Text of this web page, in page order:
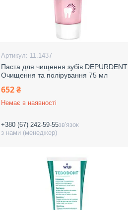
11.1437
Паста для чищення зубів DEPURDENT
Очищення та полірування 75 мл
652 ₴
Немає в наявності
+380 (67) 242-59-55зв'язок
з нами (менеджер)